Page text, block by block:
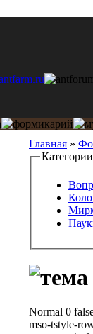
Главная »
Категории
Normal 0
mso-tstyle-